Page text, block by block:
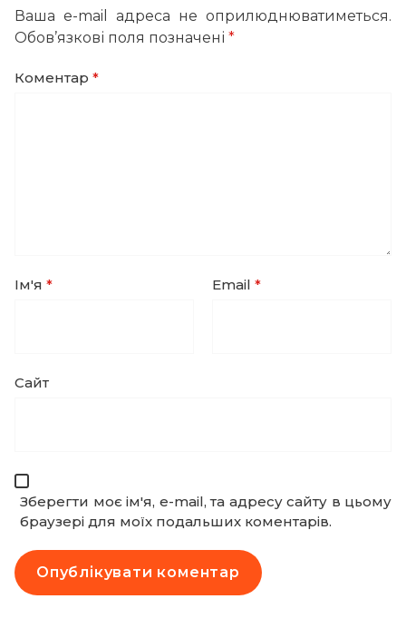
Ваша e-mail адреса не оприлюднюватиметься.
Обов’язкові поля позначені *
Коментар *
Ім'я * Email *
Сайт
Зберегти моє ім'я, e-mail, та адресу сайту в цьому
браузері для моїх подальших коментарів.